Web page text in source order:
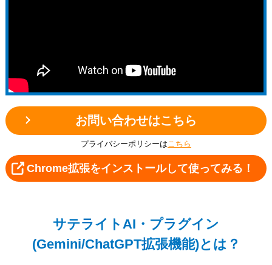
069341/2026-076190/2026-087165/2026-
122731/2026-173453/2026-185358
お問い合わせはこちら
プライバシーポリシーは こちら
Chrome拡張をインストールして使ってみる！
サテライトAI・プラグイン
(Gemini/ChatGPT拡張機能)とは？